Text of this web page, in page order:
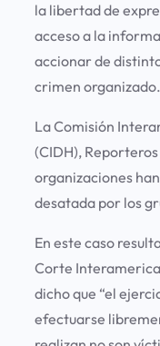
la libertad de
acceso a la
accionar de
crimen organizado.
La Comisión
(CIDH),
organizaciones
desatada por los
En este caso
Corte
dicho que “el
efectuarse